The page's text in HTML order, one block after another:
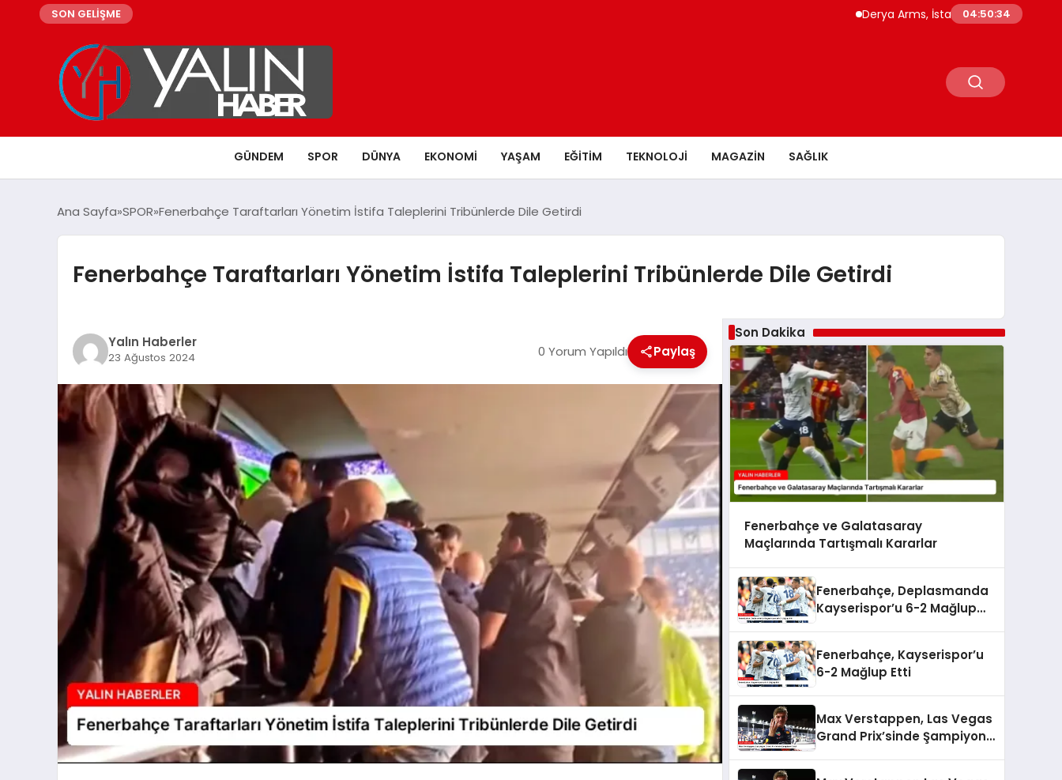
SON GELİŞME Derya Arms, İstanbul Prohunt 2026’da
04:50:35
GÜNDEM SPOR DÜNYA EKONOMİ YAŞAM EĞİTİM TEKNOLOJİ MAGAZİN SAĞLIK
Ana Sayfa SPOR Fenerbahçe Taraftarları Yönetim İstifa Taleplerini Tribünlerde Dile Getirdi
Fenerbahçe Taraftarları Yönetim İstifa Taleplerini Tribünlerde Dile Getirdi
Yalın Haberler
23 Ağustos 2024 0 Yorum Yapıldı Paylaş
Son Dakika
Fenerbahçe ve Galatasaray
Maçlarında Tartışmalı Kararlar
Fenerbahçe, Deplasmanda
Kayserispor’u 6-2 Mağlup
Fenerbahçe, Kayserispor’u
6-2 Mağlup Etti
Max Verstappen, Las Vegas
Grand Prix’sinde Şampiyon